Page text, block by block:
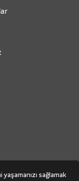
sağlamak